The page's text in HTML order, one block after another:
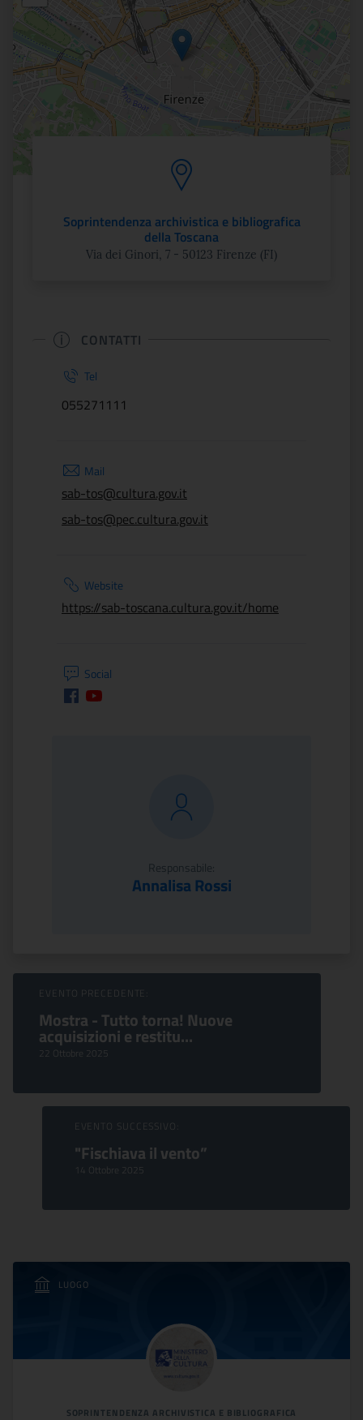
Soprintendenza archivistica e bibliografica
della Toscana
Via dei Ginori, 7 - 50123 Firenze (FI)
CONTATTI
Tel
055271111
Mail
sab-tos@cultura.gov.it
sab-tos@pec.cultura.gov.it
Website
https://sab-toscana.cultura.gov.it/home
Social
Facebook
Youtube
Responsabile:
Annalisa Rossi
Sfoglia Eventi
EVENTO PRECEDENTE:
Mostra - Tutto torna! Nuove
acquisizioni e restitu...
22 Ottobre 2025
EVENTO SUCCESSIVO:
"Fischiava il vento”
14 Ottobre 2025
LUOGO
SOPRINTENDENZA ARCHIVISTICA E BIBLIOGRAFICA